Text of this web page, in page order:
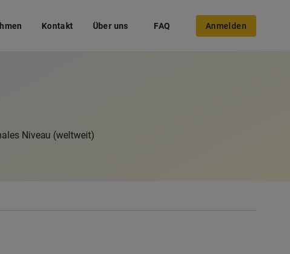
Kontakt Über uns FAQ Anmelden
Niveau (weltweit)